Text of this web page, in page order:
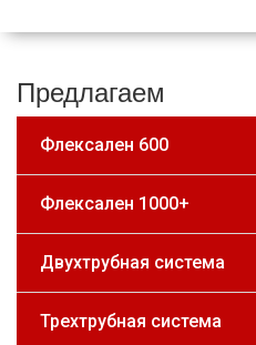
Предлагаем
Флексален 600
Флексален 1000+
Двухтрубная система
Трехтрубная система